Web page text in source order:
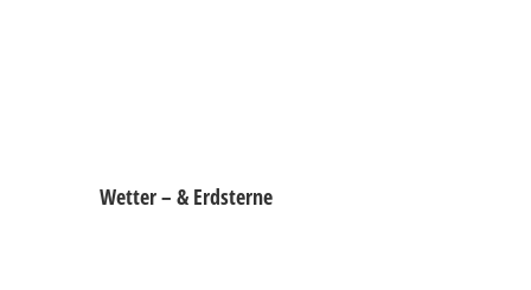
Wetter – & Erdsterne